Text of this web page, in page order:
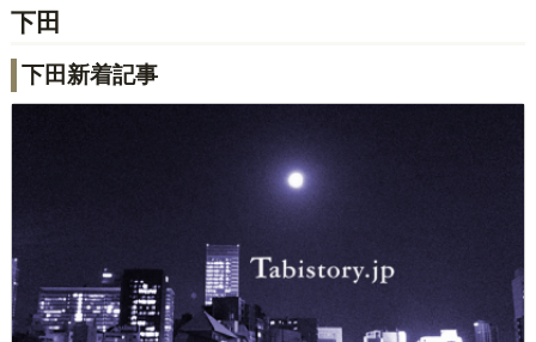
下田
下田新着記事